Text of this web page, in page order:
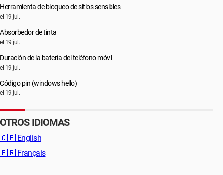
Herramienta de bloqueo de sitios sensibles
el 19 jul.
Absorbedor de tinta
el 19 jul.
Duración de la batería del teléfono móvil
el 19 jul.
Código pin (windows hello)
el 19 jul.
OTROS IDIOMAS
🇬🇧 English
🇫🇷 Français